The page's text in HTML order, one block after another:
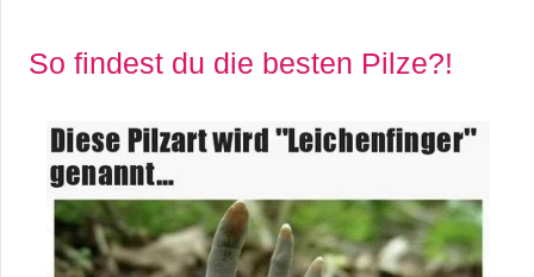
So findest du die besten Pilze?!